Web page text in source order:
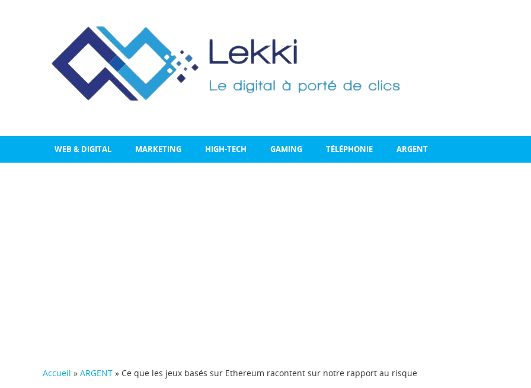
WEB & DIGITAL MARKETING HIGH-TECH GAMING TÉLÉPHONIE ARGENT
Accueil » ARGENT » Ce que les jeux basés sur Ethereum racontent sur notre rapport au risque